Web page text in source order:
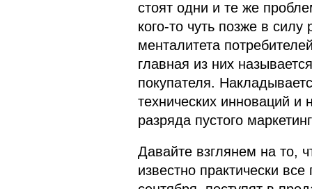
стоят одни и те же
кого-то чуть позже в
менталитета
главная из них
покупателя.
технических инноваций
разряда пустого
Давайте взглянем на то,
известно практически